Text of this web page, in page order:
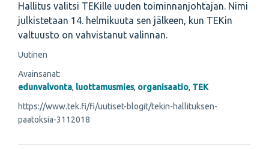
Hallitus valitsi TEKille uuden toiminnanjohtajan. Nimi
julkistetaan 14. helmikuuta sen jälkeen, kun TEKin
valtuusto on vahvistanut valinnan.
Uutinen
Avainsanat:
edunvalvonta, luottamusmies, organisaatio, TEK
https://www.tek.fi/fi/uutiset-blogit/tekin-hallituksen-
paatoksia-3112018